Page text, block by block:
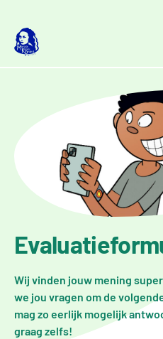
Wij vinden jouw mening
we jou vragen om de
mag zo eerlijk mogelijk
graag zelfs!